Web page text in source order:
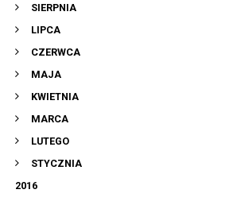
SIERPNIA
LIPCA
CZERWCA
MAJA
KWIETNIA
MARCA
LUTEGO
STYCZNIA
2016